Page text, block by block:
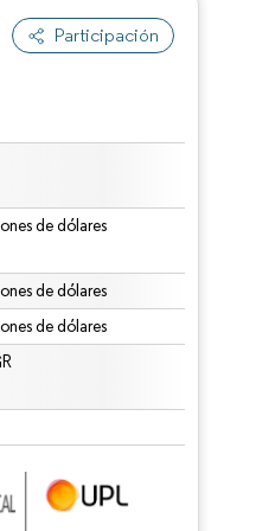
Participación
de dólares
de dólares
de dólares
según CC BY 4.0.